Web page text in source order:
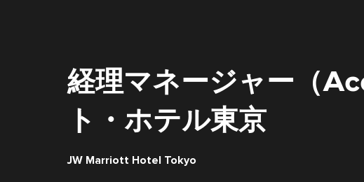
経理マネージャー（
ト・ホテル東京
JW Marriott Hotel Tokyo